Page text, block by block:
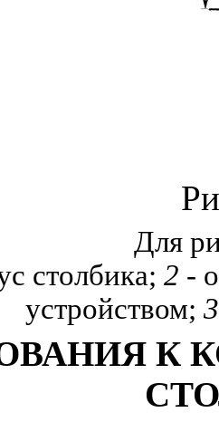
Для
столбика; 2 -
устройством; 3
К